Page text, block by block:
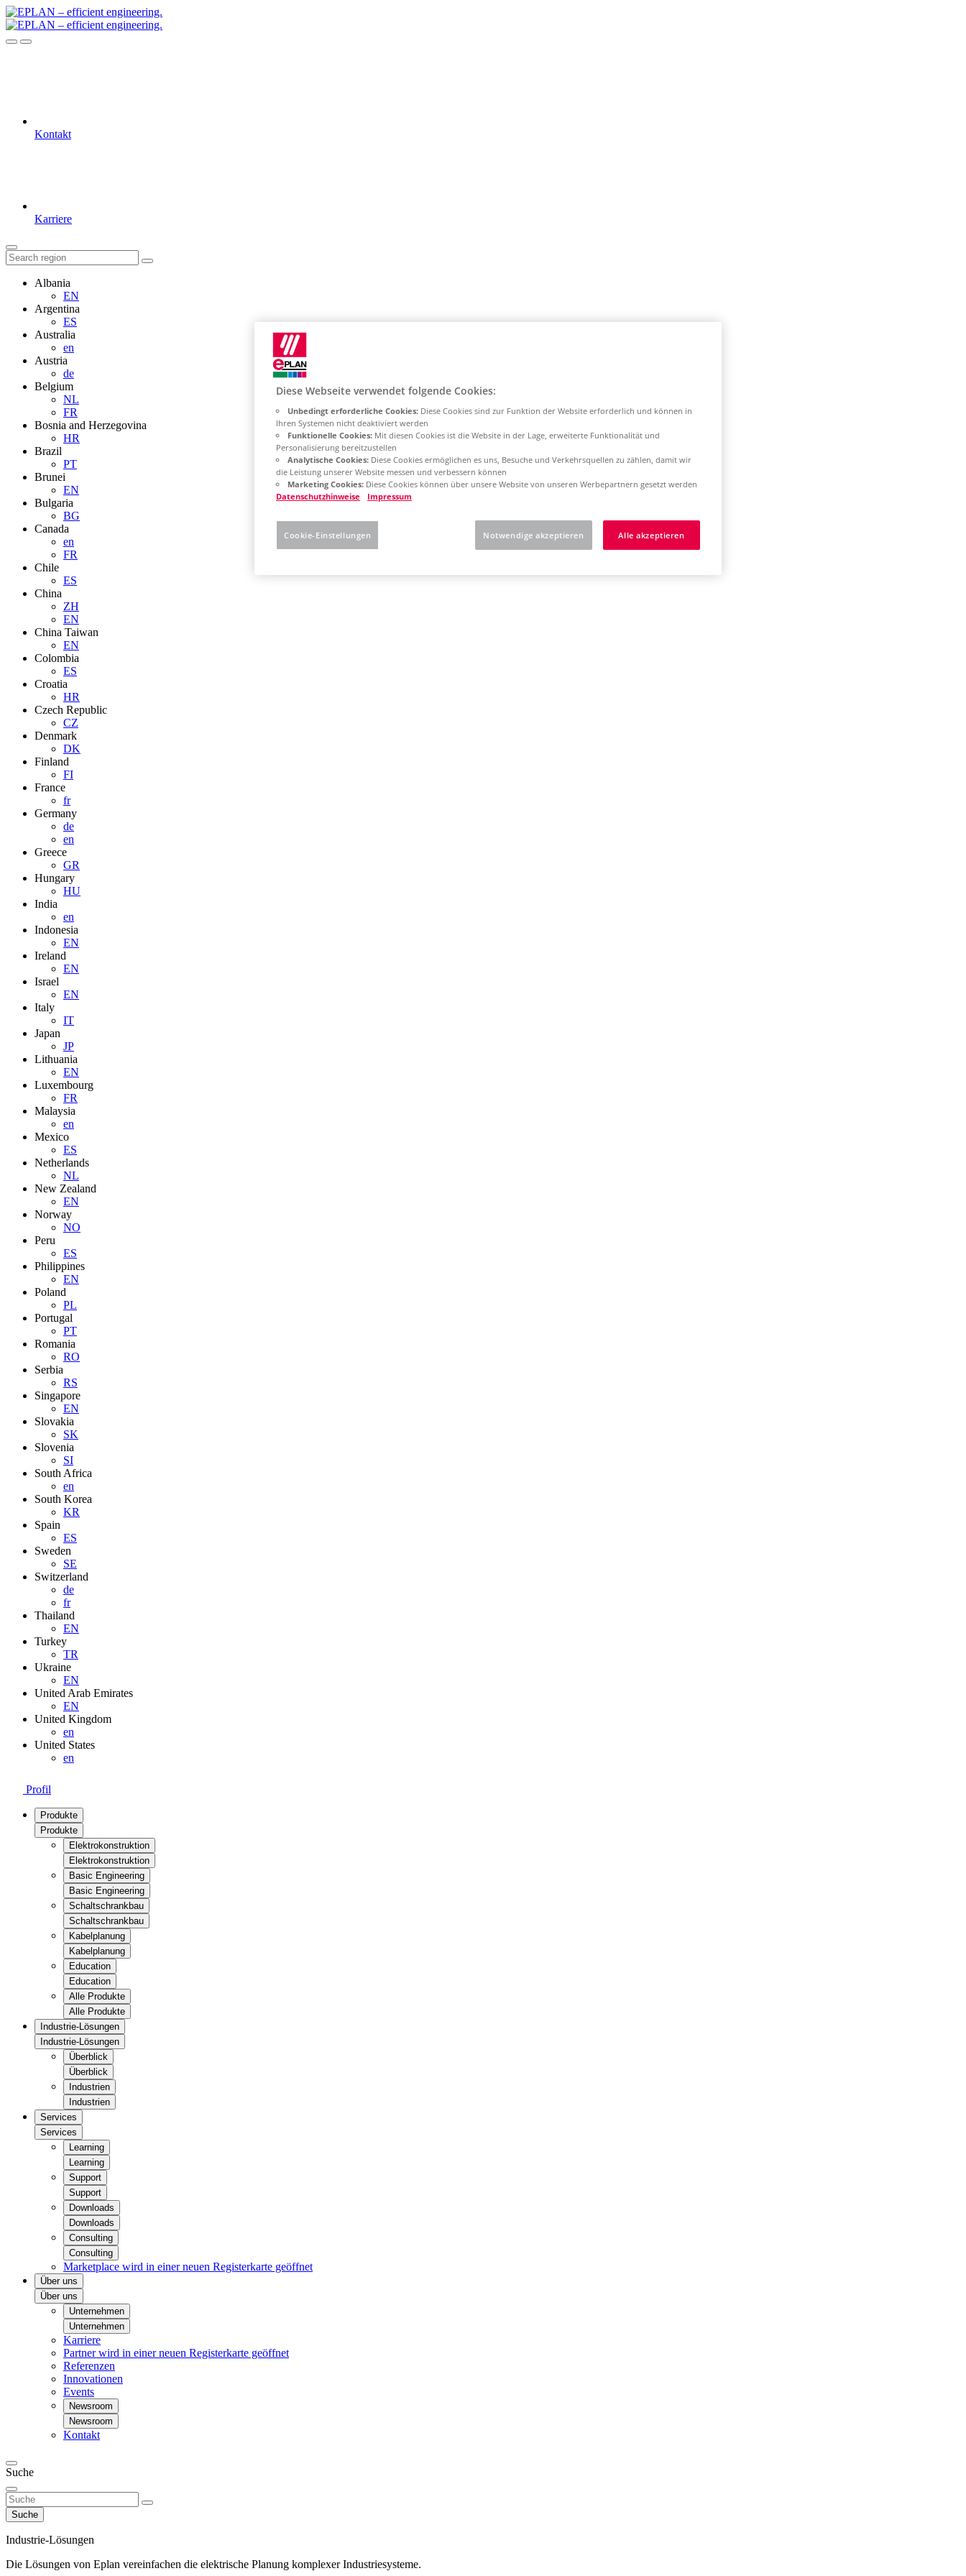
Kontakt
Karriere
Albania
EN
Argentina
ES
Australia
en
Austria
de
Belgium
NL
FR
Bosnia and Herzegovina
HR
Brazil
PT
Brunei
EN
Bulgaria
BG
Canada
en
FR
Chile
ES
China
ZH
EN
China Taiwan
EN
Colombia
ES
Croatia
HR
Czech Republic
CZ
Denmark
DK
Finland
FI
France
fr
Germany
de
en
Greece
GR
Hungary
HU
India
en
Indonesia
EN
Ireland
EN
Israel
EN
Italy
IT
Japan
JP
Lithuania
EN
Luxembourg
FR
Malaysia
en
Mexico
ES
Netherlands
NL
New Zealand
EN
Norway
NO
Peru
ES
Philippines
EN
Poland
PL
Portugal
PT
Romania
RO
Serbia
RS
Singapore
EN
Slovakia
SK
Slovenia
SI
South Africa
en
South Korea
KR
Spain
ES
Sweden
SE
Switzerland
de
fr
Thailand
EN
Turkey
TR
Ukraine
EN
United Arab Emirates
EN
United Kingdom
en
United States
en
Profil
Produkte
Produkte
Elektrokonstruktion
Elektrokonstruktion
Basic Engineering
Basic Engineering
Schaltschrankbau
Schaltschrankbau
Kabelplanung
Kabelplanung
Education
Education
Alle Produkte
Alle Produkte
Industrie-Lösungen
Industrie-Lösungen
Überblick
Überblick
Industrien
Industrien
Services
Services
Learning
Learning
Support
Support
Downloads
Downloads
Consulting
Consulting
Marketplace wird in einer neuen Registerkarte geöffnet
Über uns
Über uns
Unternehmen
Unternehmen
Karriere
Partnerwird in einer neuen Registerkarte geöffnet
Referenzen
Innovationen
Events
Newsroom
Newsroom
Kontakt
Suche
Suche
Industrie-Lösungen
Die Lösungen von Eplan vereinfachen die elektrische Planung komplexer Industriesysteme.
Diese Webseite verwendet folgende Cookies:
Unbedingt erforderliche Cookies: Diese Cookies sind zur Funktion der Website erforderlich und können in
Ihren Systemen nicht deaktiviert werden
Funktionelle Cookies: Mit diesen Cookies ist die Website in der Lage, erweiterte Funktionalität und
Personalisierung bereitzustellen
Analytische Cookies: Diese Cookies ermöglichen es uns, Besuche und Verkehrsquellen zu zählen, damit wir
die Leistung unserer Website messen und verbessern können
Marketing Cookies: Diese Cookies können über unsere Website von unseren Werbepartnern gesetzt werden
Datenschutzhinweise
Impressum
Notwendige akzeptieren Alle akzeptieren
Cookie-Einstellungen